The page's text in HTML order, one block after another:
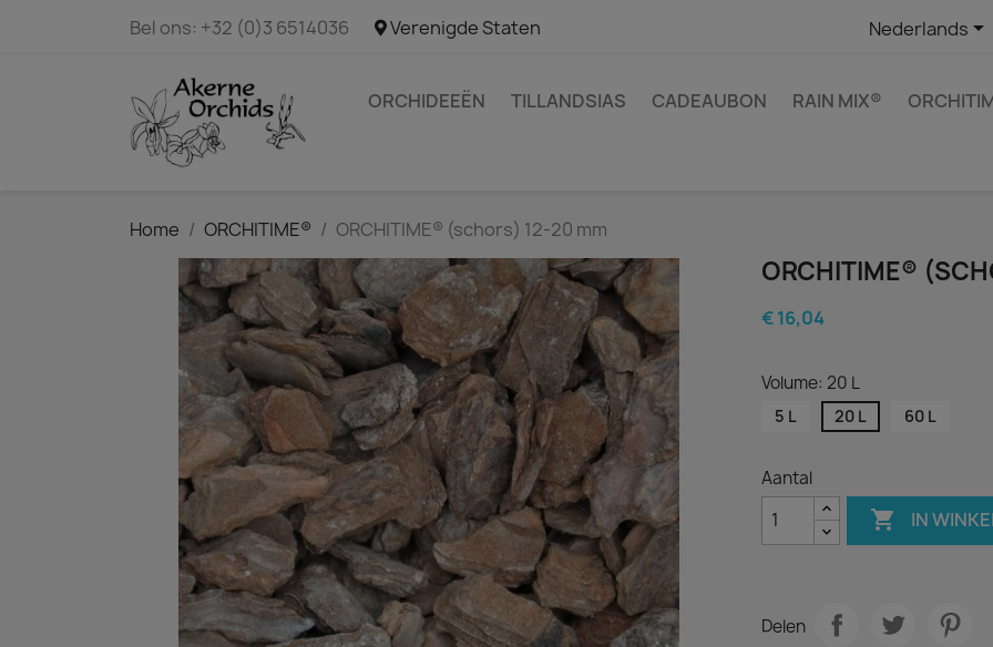
Bel ons: +32 (0)3 6514036 Verenigde Staten Nederlands
ORCHIDEEËN TILLANDSIAS CADEAUBON RAIN MIX®
Home ORCHITIME® ORCHITIME® (schors) 12-20 mm
ORCHITIME®
€ 16,04
Volume: 20 L
5 L 20 L 60 L
Aantal
 IN
Delen